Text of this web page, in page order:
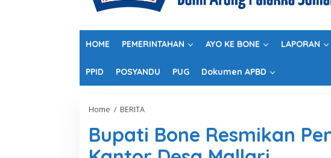
HOME PEMERINTAHAN AYO KE BONE LAPORAN
PPID POSYANDU PUG Dokumen APBD
Home / BERITA
p
a
t
Bupati Bone Resmikan